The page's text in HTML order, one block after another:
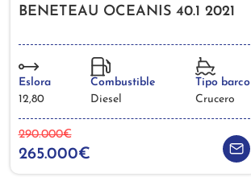
BENETEAU OCEANIS 40.1 2021
Eslora
12,80
Combustible
Diesel
Tipo barco
Crucero
290.000€
265.000€